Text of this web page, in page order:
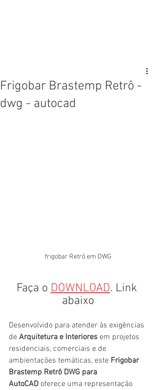
Frigobar Brastemp Retrô -
dwg - autocad
frigobar Retrô em DWG
Faça o DOWNLOAD. Link
abaixo
Desenvolvido para atender às exigências
de Arquitetura e Interiores em projetos
residenciais, comerciais e de
ambientações temáticas, este Frigobar
Brastemp Retrô DWG para
AutoCAD oferece uma representação